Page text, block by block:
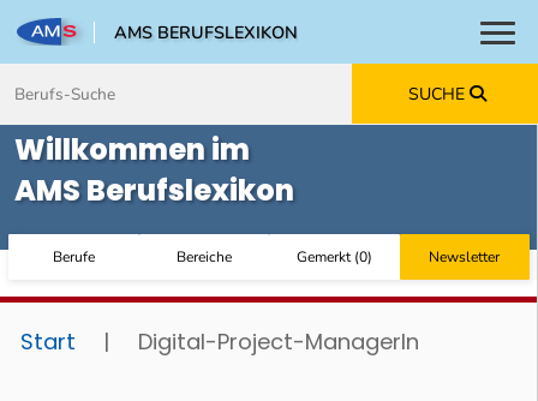
AMS BERUFSLEXIKON
SUCHE
Willkommen im
AMS Berufslexikon
Berufe Bereiche Gemerkt(0) Newsletter
Start | Digital-Project-ManagerIn